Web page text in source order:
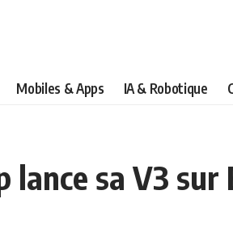
Mobiles & Apps IA & Robotique
lance sa V3